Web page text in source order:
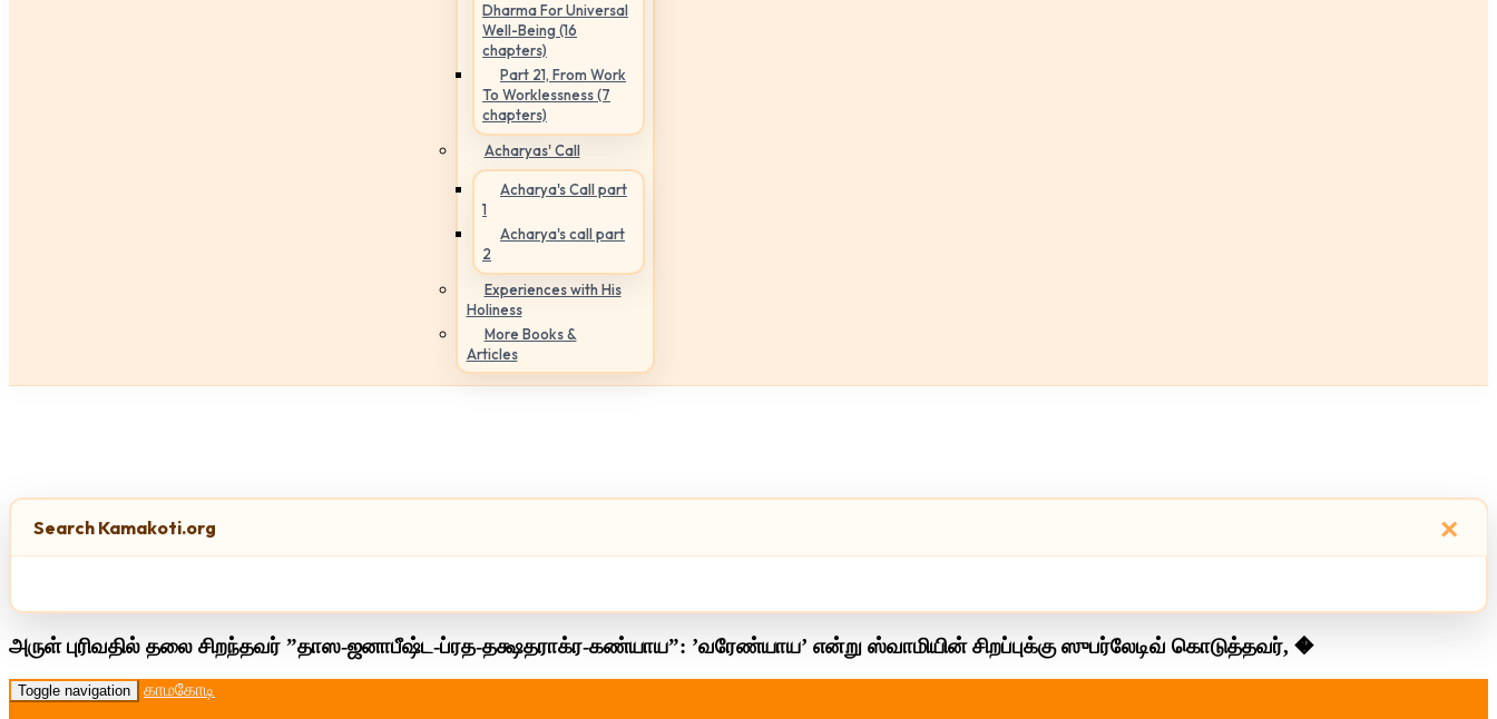
Dharma For Universal
Well-Being (16
chapters)
Part 21, From Work
To Worklessness (7
chapters)
Acharyas' Call
Acharya's Call part
1
Acharya's call part
2
Experiences with His
Holiness
More Books &
Articles
×
Search Kamakoti.org
அருள் புரிவதில் தலை சிறந்தவர் ”தாஸ-ஜனாபீஷ்ட-ப்ரத-தக்ஷதராக்ர-கண்யாய”: ’வரேண்யாய’ என்று ஸ்வாமியின் சிறப்புக்கு ஸுபர்லேடிவ் கொடுத்தவர், �
Toggle navigation காமகோடி